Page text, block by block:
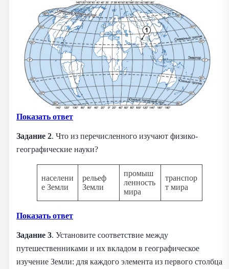
Показать ответ
Задание 2. Что из перечисленного изучают физико-
географические науки?
населени
е Земли
рельеф
Земли
промыш
ленность
мира
транспор
т мира
Показать ответ
Задание 3. Установите соответствие между
путешественниками и их вкладом в географическое
изучение Земли: для каждого элемента из первого столбца